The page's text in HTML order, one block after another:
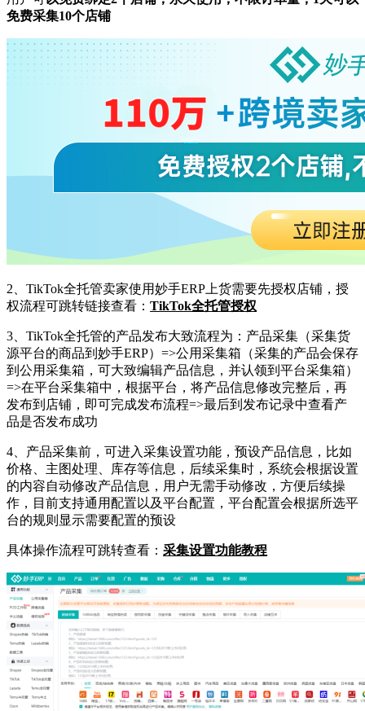
免费采集10个店铺
2、TikTok全托管卖家使用妙手ERP上货需要先授权店铺，授
权流程可跳转链接查看： TikTok全托管授权
3、TikTok全托管的产品发布大致流程为：产品采集（采集货
源平台的商品到妙手ERP）=>公用采集箱（采集的产品会保存
到公用采集箱，可大致编辑产品信息，并认领到平台采集箱）
=>在平台采集箱中，根据平台，将产品信息修改完整后，再
发布到店铺，即可完成发布流程=>最后到发布记录中查看产
品是否发布成功
4、产品采集前，可进入采集设置功能，预设产品信息，比如
价格、主图处理、库存等信息，后续采集时，系统会根据设置
的内容自动修改产品信息，用户无需手动修改，方便后续操
作，目前支持通用配置以及平台配置，平台配置会根据所选平
台的规则显示需要配置的预设
具体操作流程可跳转查看： 采集设置功能教程